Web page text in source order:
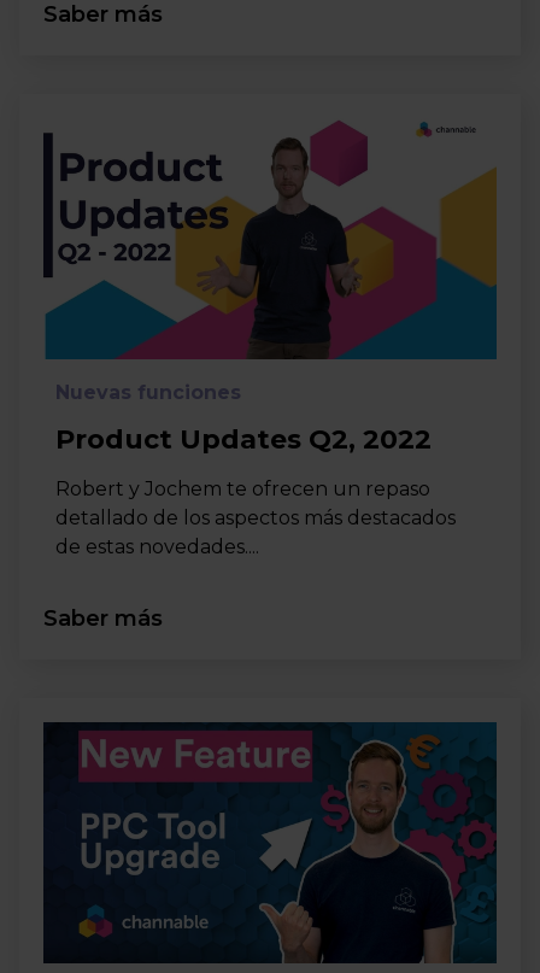
Saber más
Nuevas funciones
Product Updates Q2, 2022
Robert y Jochem te ofrecen un repaso
detallado de los aspectos más destacados
de estas novedades....
Saber más